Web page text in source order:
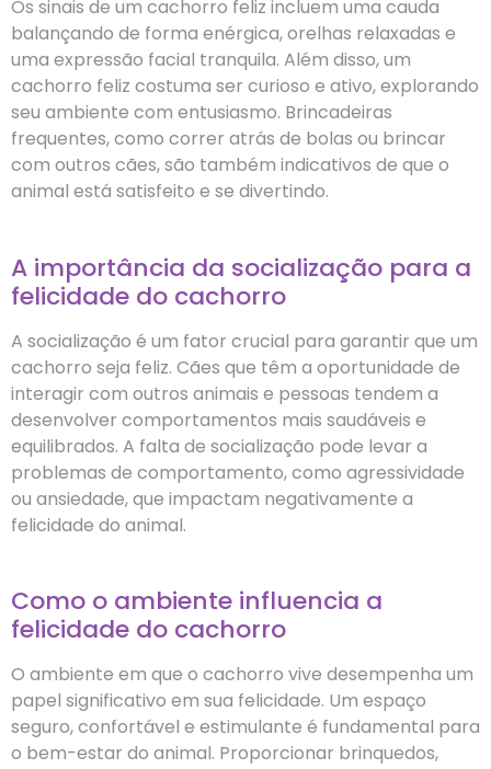
Os sinais de um cachorro feliz incluem uma cauda
balançando de forma enérgica, orelhas relaxadas e
uma expressão facial tranquila. Além disso, um
cachorro feliz costuma ser curioso e ativo, explorando
seu ambiente com entusiasmo. Brincadeiras
frequentes, como correr atrás de bolas ou brincar
com outros cães, são também indicativos de que o
animal está satisfeito e se divertindo.
A importância da socialização para a
felicidade do cachorro
A socialização é um fator crucial para garantir que um
cachorro seja feliz. Cães que têm a oportunidade de
interagir com outros animais e pessoas tendem a
desenvolver comportamentos mais saudáveis e
equilibrados. A falta de socialização pode levar a
problemas de comportamento, como agressividade
ou ansiedade, que impactam negativamente a
felicidade do animal.
Como o ambiente influencia a
felicidade do cachorro
O ambiente em que o cachorro vive desempenha um
papel significativo em sua felicidade. Um espaço
seguro, confortável e estimulante é fundamental para
o bem-estar do animal. Proporcionar brinquedos,